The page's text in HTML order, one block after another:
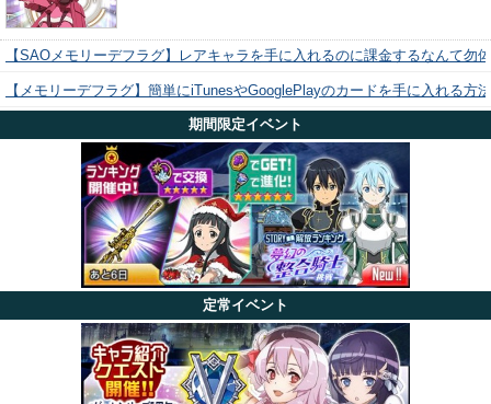
【SAOメモリーデフラグ】レアキャラを手に入れるのに課金するなんて勿
【メモリーデフラグ】簡単にiTunesやGooglePlayのカードを手に入れる方
期間限定イベント
定常イベント